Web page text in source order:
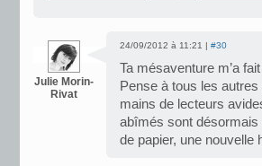
Julie Morin-
Rivat
24/09/2012 à 11:21 | #30
Ta mésaventure m’a
Pense à tous les
mains de lecteurs
abîmés sont désormais
de papier, une